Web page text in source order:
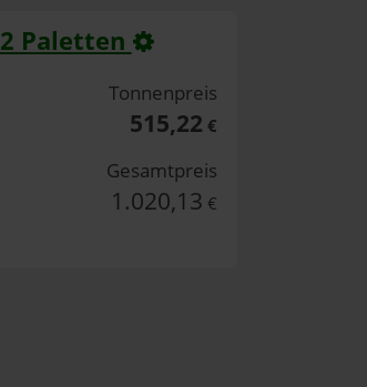
2 Paletten
Tonnenpreis
515,22 €
Gesamtpreis
1.020,13 €